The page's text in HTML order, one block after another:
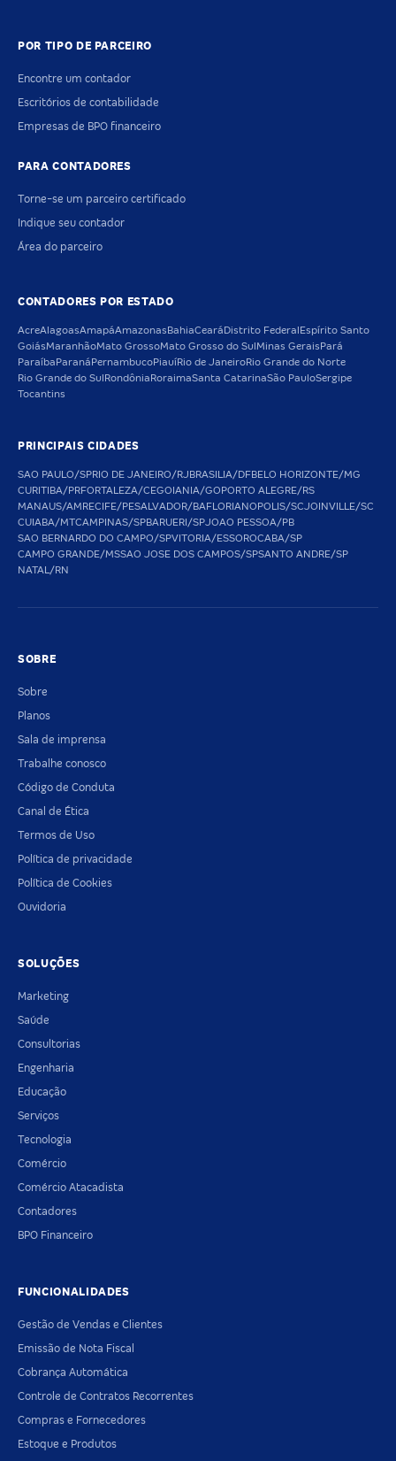
POR TIPO DE PARCEIRO
Encontre um contador
Escritórios de contabilidade
Empresas de BPO financeiro
PARA CONTADORES
Torne-se um parceiro certificado
Indique seu contador
Área do parceiro
CONTADORES POR ESTADO
AcreAlagoasAmapáAmazonas BahiaCeará Distrito Federal Espírito Santo
GoiásMaranhãoMato GrossoMato Grosso do Sul Minas Gerais Pará
Paraíba Paraná PernambucoPiauíRio de JaneiroRio Grande do Norte
Rio Grande do Sul Rondônia RoraimaSanta CatarinaSão PauloSergipe
Tocantins
PRINCIPAIS CIDADES
SAO PAULO/SPRIO DE JANEIRO/RJBRASILIA/DFBELO HORIZONTE/MG
CURITIBA/PRFORTALEZA/CEGOIANIA/GOPORTO ALEGRE/RS
MANAUS/AMRECIFE/PESALVADOR/BAFLORIANOPOLIS/SCJOINVILLE/SC
CUIABA/MTCAMPINAS/SPBARUERI/SPJOAO PESSOA/PB
SAO BERNARDO DO CAMPO/SPVITORIA/ESSOROCABA/SP
CAMPO GRANDE/MSSAO JOSE DOS CAMPOS/SPSANTO ANDRE/SP
NATAL/RN
SOBRE
Sobre
Planos
Sala de imprensa
Trabalhe conosco
Código de Conduta
Canal de Ética
Termos de Uso
Política de privacidade
Política de Cookies
Ouvidoria
SOLUÇÕES
Marketing
Saúde
Consultorias
Engenharia
Educação
Serviços
Tecnologia
Comércio
Comércio Atacadista
Contadores
BPO Financeiro
FUNCIONALIDADES
Gestão de Vendas e Clientes
Emissão de Nota Fiscal
Cobrança Automática
Controle de Contratos Recorrentes
Compras e Fornecedores
Estoque e Produtos